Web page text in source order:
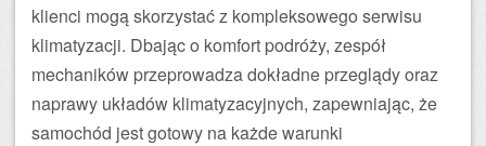
klienci mogą skorzystać z kompleksowego serwisu
klimatyzacji. Dbając o komfort podróży, zespół
mechaników przeprowadza dokładne przeglądy oraz
naprawy układów klimatyzacyjnych, zapewniając, że
samochód jest gotowy na każde warunki